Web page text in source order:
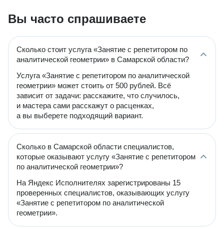
Вы часто спрашиваете
Сколько стоит услуга «Занятие с репетитором по
аналитической геометрии» в Самарской области?
Услуга «Занятие с репетитором по аналитической
геометрии» может стоить от 500 рублей. Всё
зависит от задачи: расскажите, что случилось,
и мастера сами расскажут о расценках,
а вы выберете подходящий вариант.
Сколько в Самарской области специалистов,
которые оказывают услугу «Занятие с репетитором
по аналитической геометрии»?
На Яндекс Исполнителях зарегистрированы 15
проверенных специалистов, оказывающих услугу
«Занятие с репетитором по аналитической
геометрии».